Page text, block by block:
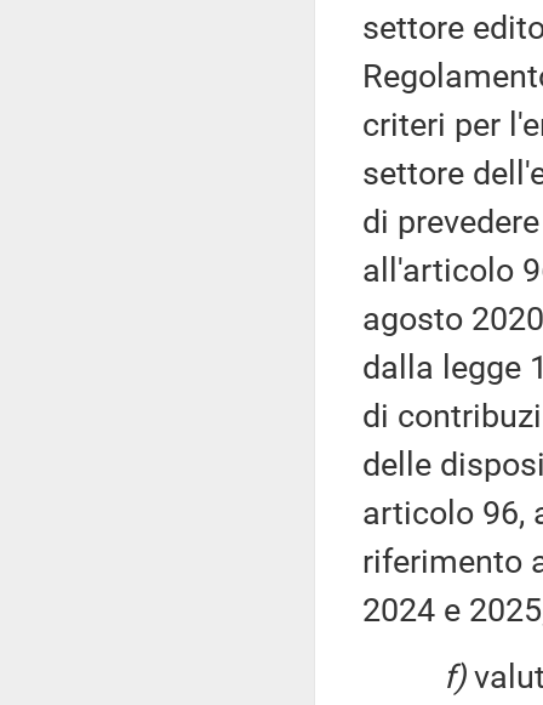
settore
criteri per
settore
di
all'articolo
agosto
dalla legge
di
delle
articolo 96,
riferimento
2024 e
f)